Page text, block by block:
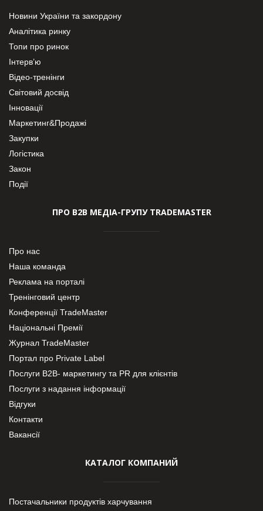
Новини України та закордону
Аналітика ринку
Топи про ринок
Інтерв’ю
Відео-тренінги
Світовий досвід
Інновації
Маркетинг&Продажі
Закупки
Логістика
Закон
Події
ПРО В2В МЕДІА-ГРУПУ TRADEMASTER
Про нас
Наша команда
Реклама на порталі
Тренінговий центр
Конференції TradeMaster
Національні Премії
Журнал TradeMaster
Портал про Private Label
Послуги В2В- маркетингу та PR для клієнтів
Послуги з надання інформації
Відгуки
Контакти
Вакансії
КАТАЛОГ КОМПАНИЙ
Постачальники продуктів харчування